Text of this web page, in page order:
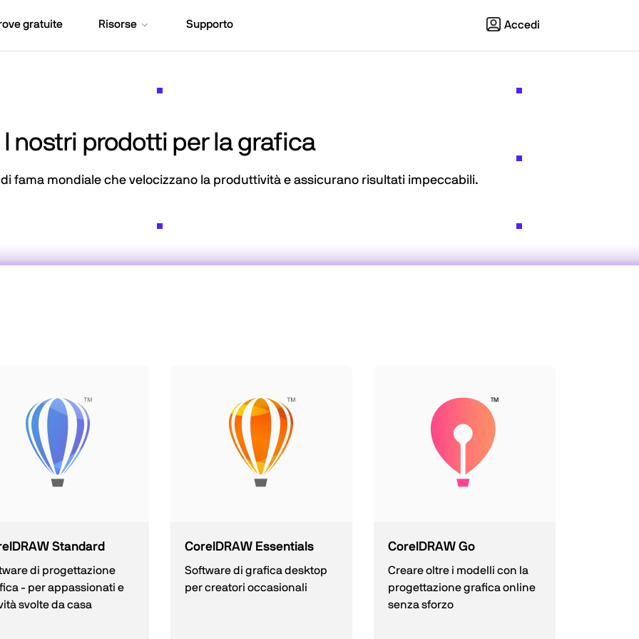
gratuite Risorse Supporto Accedi
I nostri prodotti per la grafica
fama mondiale che velocizzano la produttività e assicurano risultati impeccabili.
Standard
di progettazione
- per appassionati e
svolte da casa
CorelDRAW Essentials
Software di grafica desktop
per creatori occasionali
CorelDRAW Go
Creare oltre i modelli con la
progettazione grafica online
senza sforzo